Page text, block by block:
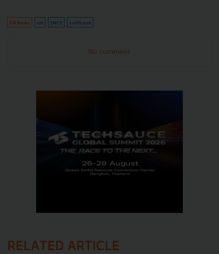
PR News iot 1NCE softbank
No comment
RELATED ARTICLE